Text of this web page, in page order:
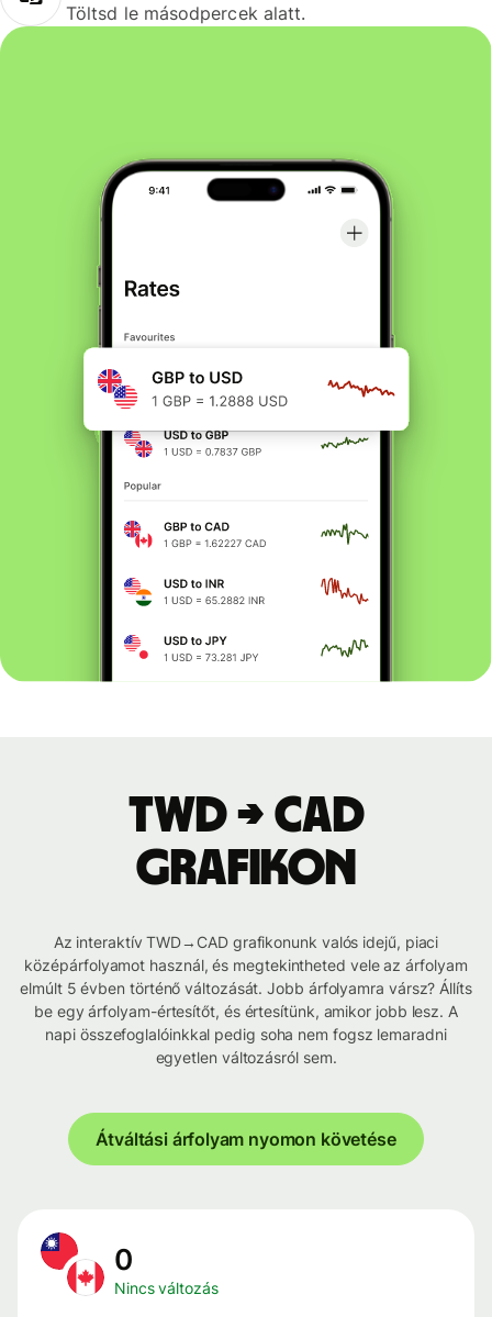
Töltsd le másodpercek alatt.
TWD → CAD
grafikon
Az interaktív TWD→CAD grafikonunk valós idejű, piaci
középárfolyamot használ, és megtekintheted vele az árfolyam
elmúlt 5 évben történő változását. Jobb árfolyamra vársz? Állíts
be egy árfolyam-értesítőt, és értesítünk, amikor jobb lesz. A
napi összefoglalóinkkal pedig soha nem fogsz lemaradni
egyetlen változásról sem.
Átváltási árfolyam nyomon követése
0
Nincs változás